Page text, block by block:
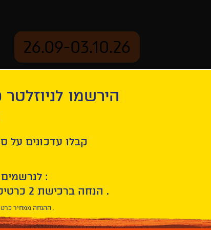
26.09-03.10.26
Israeli Short Films
Select
film
Choose
Select
הירשמו
קבלו עדכונים על
לנרשמים תוענק הטבת הצטרפות :
10% הנחה ברכישת 2 כרטיסים לסרטי הפסטיבל .
* ההנחה ממחיר כרטיס מלא . ההטבה היא אישית וחד פעמית .